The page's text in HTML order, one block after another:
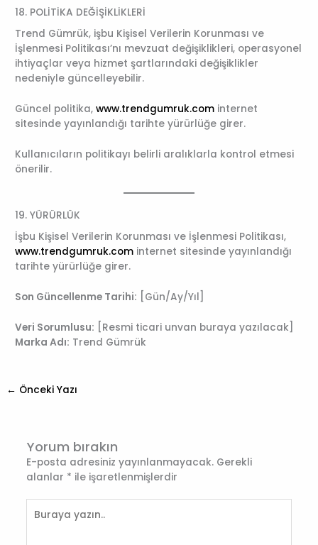
18. POLİTİKA DEĞİŞİKLİKLERİ
Trend Gümrük, işbu Kişisel Verilerin Korunması ve
İşlenmesi Politikası’nı mevzuat değişiklikleri, operasyonel
ihtiyaçlar veya hizmet şartlarındaki değişiklikler
nedeniyle güncelleyebilir.
Güncel politika,www.trendgumruk.com internet
sitesinde yayınlandığı tarihte yürürlüğe girer.
Kullanıcıların politikayı belirli aralıklarla kontrol etmesi
önerilir.
19. YÜRÜRLÜK
İşbu Kişisel Verilerin Korunması ve İşlenmesi Politikası,
www.trendgumruk.com internet sitesinde yayınlandığı
tarihte yürürlüğe girer.
Son Güncellenme Tarihi: [Gün/Ay/Yıl]
Veri Sorumlusu: [Resmi ticari unvan buraya yazılacak]
Marka Adı: Trend Gümrük
← Önceki Yazı
Yorum bırakın
E-posta adresiniz yayınlanmayacak. Gerekli
alanlar * ile işaretlenmişlerdir
yazın..